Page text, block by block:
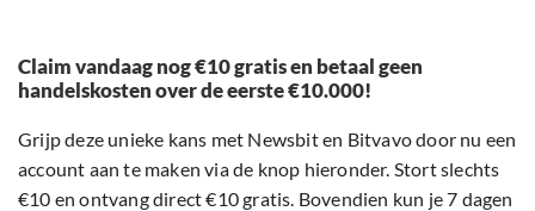
Claim vandaag nog €10 gratis en betaal geen
handelskosten over de eerste €10.000!
Grijp deze unieke kans met Newsbit en Bitvavo door nu een
account aan te maken via de knop hieronder. Stort slechts
€10 en ontvang direct €10 gratis. Bovendien kun je 7 dagen